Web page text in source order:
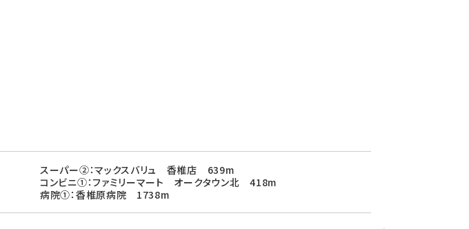
スーパー②：マックスバリュ 香椎店 639m
コンビニ①：ファミリーマート オークタウン北 418m
病院①：香椎原病院 1738m